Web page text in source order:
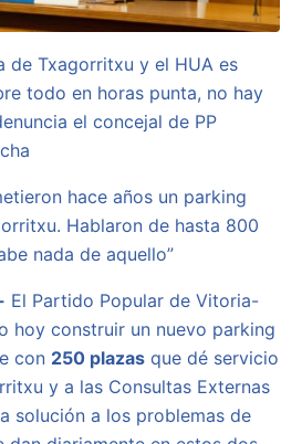
de Txagorritxu y el HUA es
todo en horas punta, no hay
el concejal de PP
hace años un parking
Hablaron de hasta 800
nada de aquello”
El Partido Popular de Vitoria-
hoy construir un nuevo parking
con 250 plazas que dé servicio
y a las Consultas Externas
solución a los problemas de